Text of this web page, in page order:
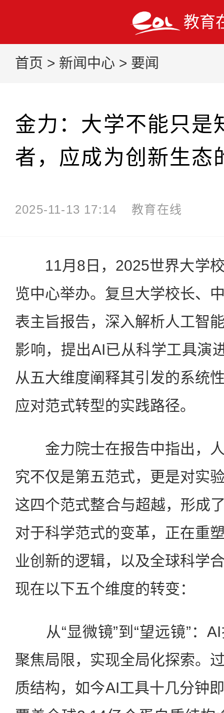
教育
首页 > 新闻中心 > 要闻
金力：大学不能只是
者，应成为创新生态
2025-11-13 17:14 教育在线
11月8日，2025世界大学校
览中心举办。复旦大学校长、
表主旨报告，深入解析人工智
影响，提出AI已从科学工具演
从五大维度阐释其引发的系统
应对范式转型的实践路径。
金力院士在报告中指出，人
究不仅是第五范式，更是对实
这四个范式整合与超越，形成
对于科学范式的变革，正在重
业创新的逻辑，以及全球科学
现在以下五个维度的转变：
从“显微镜”到“望远镜”：AI
聚焦局限，实现全局化探索。
质结构，如今AI工具十几分钟